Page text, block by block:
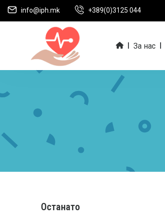
info@iph.mk +389(0)3125 044
За нас
Останато